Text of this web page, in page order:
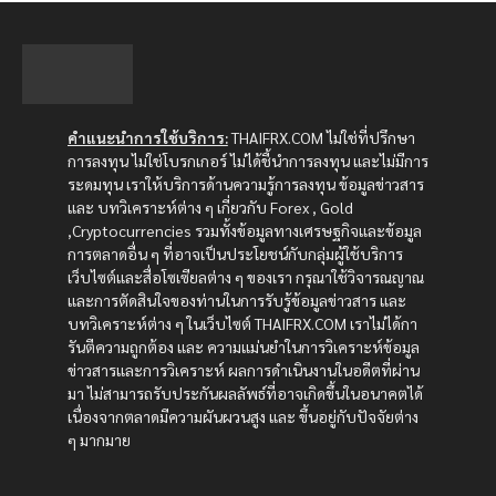
คำแนะนำการใช้บริการ:THAIFRX.COM ไม่ใช่ที่ปรึกษา
การลงทุน ไม่ใช่โบรกเกอร์ ไม่ได้ชี้นำการลงทุน และไม่มีการ
ระดมทุน เราให้บริการด้านความรู้การลงทุน ข้อมูลข่าวสาร
และ บทวิเคราะห์ต่าง ๆ เกี่ยวกับ Forex , Gold
,Cryptocurrencies รวมทั้งข้อมูลทางเศรษฐกิจและข้อมูล
การตลาดอื่น ๆ ที่อาจเป็นประโยชน์กับกลุ่มผู้ใช้บริการ
เว็บไซต์และสื่อโซเซียลต่าง ๆ ของเรา กรุณาใช้วิจารณญาณ
และการตัดสินใจของท่านในการรับรู้ข้อมูลข่าวสาร และ
บทวิเคราะห์ต่าง ๆ ในเว็บไซต์ THAIFRX.COM เราไม่ได้กา
รันตีความถูกต้อง และ ความแม่นยำในการวิเคราะห์ข้อมูล
ข่าวสารและการวิเคราะห์ ผลการดำเนินงานในอดีตที่ผ่าน
มา ไม่สามารถรับประกันผลลัพธ์ที่อาจเกิดขึ้นในอนาคตได้
เนื่องจากตลาดมีความผันผวนสูง และ ขึ้นอยู่กับปัจจัยต่าง
ๆ มากมาย